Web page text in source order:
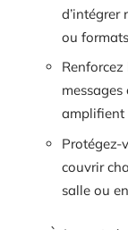
d’intégrer
ou
amplifient
Protégez-
couvrir
salle ou